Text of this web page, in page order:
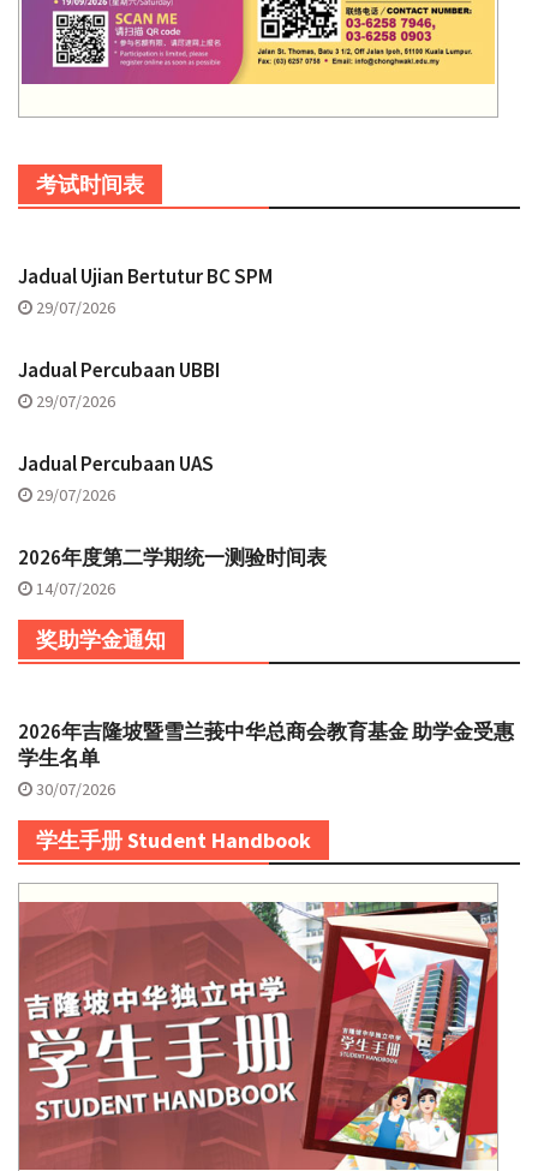
考试时间表
Jadual Ujian Bertutur BC SPM
29/07/2026
Jadual Percubaan UBBI
29/07/2026
Jadual Percubaan UAS
29/07/2026
2026年度第二学期统一测验时间表
14/07/2026
奖助学金通知
2026年吉隆坡暨雪兰莪中华总商会教育基金 助学金受惠
学生名单
30/07/2026
学生手册 Student Handbook